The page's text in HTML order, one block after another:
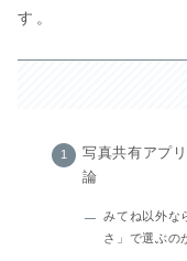
す。
写真共有アプ
論
みてね以外な
さ」で選ぶの